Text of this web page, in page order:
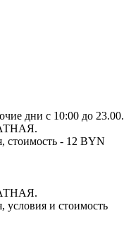
дни с 10:00 до 23.00.
стоимость - 12 BYN
условия и стоимость